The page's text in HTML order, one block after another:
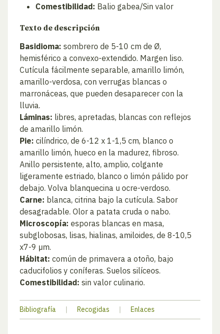
Comestibilidad: Balio gabea/Sin valor
Texto de descripción
Basidioma: sombrero de 5-10 cm de Ø,
hemisférico a convexo-extendido. Margen liso.
Cutícula fácilmente separable, amarillo limón,
amarillo-verdosa, con verrugas blancas o
marronáceas, que pueden desaparecer con la
lluvia.
Láminas: libres, apretadas, blancas con reflejos
de amarillo limón.
Pie: cilíndrico, de 6-12 x 1-1,5 cm, blanco o
amarillo limón, hueco en la madurez, fibroso.
Anillo persistente, alto, amplio, colgante
ligeramente estriado, blanco o limón pálido por
debajo. Volva blanquecina u ocre-verdoso.
Carne: blanca, citrina bajo la cutícula. Sabor
desagradable. Olor a patata cruda o nabo.
Microscopía: esporas blancas en masa,
subglobosas, lisas, hialinas, amiloides, de 8-10,5
x7-9 µm.
Hábitat: común de primavera a otoño, bajo
caducifolios y coníferas. Suelos silíceos.
Comestibilidad: sin valor culinario.
Bibliografía | Recogidas | Enlaces